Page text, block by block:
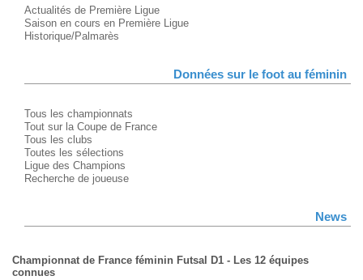
Actualités de Première Ligue
Saison en cours en Première Ligue
Historique/Palmarès
Données sur le foot au féminin
Tous les championnats
Tout sur la Coupe de France
Tous les clubs
Toutes les sélections
Ligue des Champions
Recherche de joueuse
News
Championnat de France féminin Futsal D1 - Les 12 équipes
connues